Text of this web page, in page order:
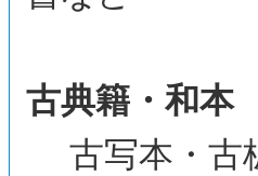
古典籍・和本
古写本・古